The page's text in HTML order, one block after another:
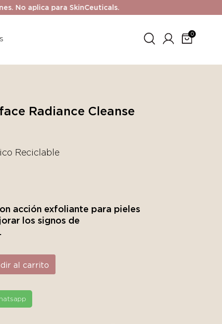
aplica para SkinCeuticals.
0
Radiance Cleanse
Reciclable
acción exfoliante para pieles
los signos de
al carrito